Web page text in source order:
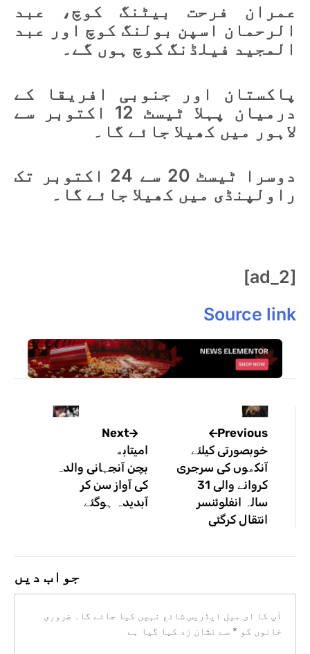
عمران فرحت بیٹنگ کوچ، عبد
الرحمان اسپن بولنگ کوچ اور عبد
المجید فیلڈنگ کوچ ہوں گے۔
پاکستان اور جنوبی افریقا کے
درمیان پہلا ٹیسٹ 12 اکتوبر سے
لاہور میں کھیلا جائے گا۔
دوسرا ٹیسٹ 20 سے 24 اکتوبر تک
راولپنڈی میں کھیلا جائے گا۔
[ad_2]
Source link
Previous
خوبصورتی کیلئے
آنکھوں کی سرجری
کروانے والی 31
سالہ انفلوئنسر
انتقال کرگئی
Next
امیتابھ
بچن آنجہانی والدہ
کی آواز سن کر
آبدیدہ ہوگئے
جواب دیں
آپ کا ای میل ایڈریس شائع نہیں کیا جائے گا۔
ضروری
خانوں کو * سے نشان زد کیا گیا ہے